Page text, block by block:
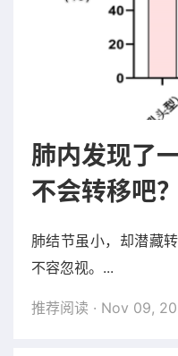
肺内发现了
不会转移吧？
肺结节虽小，却潜藏
不容忽视。...
推荐阅读 · Nov 09,